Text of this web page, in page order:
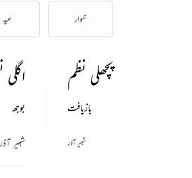
تہوار عید
بوجھ
شبیر آذر
پچھلی نظم
بازیافت
شبیر آذر